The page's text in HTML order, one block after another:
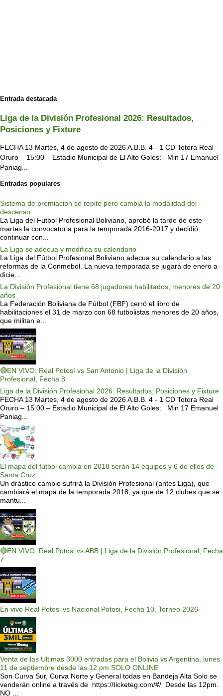
Entrada destacada
Liga de la División Profesional 2026: Resultados,
Posiciones y Fixture
FECHA 13 Martes, 4 de agosto de 2026 A.B.B. 4 - 1 CD Totora Real
Oruro – 15:00 – Estadio Municipal de El Alto Goles: Min 17 Emanuel
Paniag...
Entradas populares
Sistema de premiación se repite pero cambia la modalidad del
descenso
La Liga del Fútbol Profesional Boliviano, aprobó la tarde de este
martes la convocatoria para la temporada 2016-2017 y decidió
continuar con...
La Liga se adecua y modifica su calendario
La Liga del Fútbol Profesional Boliviano adecua su calendario a las
reformas de la Conmebol. La nueva temporada se jugará de enero a
dicie...
La División Profesional tiene 68 jugadores habilitados, menores de 20
años
La Federación Boliviana de Fútbol (FBF) cerró el libro de
habilitaciones el 31 de marzo con 68 futbolistas menores de 20 años,
que militan e...
🔴EN VIVO: Real Potosí vs San Antonio | Liga de la División
Profesional, Fecha 8
Liga de la División Profesional 2026: Resultados, Posiciones y Fixture
FECHA 13 Martes, 4 de agosto de 2026 A.B.B. 4 - 1 CD Totora Real
Oruro – 15:00 – Estadio Municipal de El Alto Goles: Min 17 Emanuel
Paniag...
El mapa del fútbol cambia en 2018 serán 14 equipos y 6 de ellos de
Santa Cruz
Un drástico cambio sufrirá la División Profesional (antes Liga), que
cambiará el mapa de la temporada 2018, ya que de 12 clubes que se
mantu...
🔴EN VIVO: Real Potosi vs ABB | Liga de la División Profesional, Fecha
7
En vivo Real Potosi vs Nacional Potosi, Fecha 10, Torneo 2026
Venta de las Ultimas 3000 entradas para el Bolivia vs Argentina, lunes
11 de septiembre desde las 12 pm SOLO ONLINE
Son Curva Sur, Curva Norte y General todas en Bandeja Alta Solo se
venderán online a través de https://ticketeg.com/#/ Desde las 12pm.
NO ...